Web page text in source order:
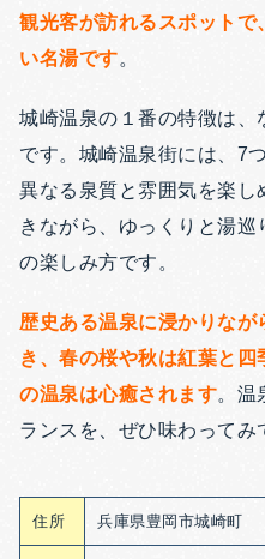
観光客が訪れるスポットで
い名湯です。
城崎温泉の１番の特徴は、
です。城崎温泉街には、7
異なる泉質と雰囲気を楽
きながら、ゆっくりと湯
の楽しみ方です。
歴史ある温泉に浸かりな
き、春の桜や秋は紅葉と
の温泉は心癒されます。温
ランスを、ぜひ味わってみ
住所 兵庫県豊岡市城崎町